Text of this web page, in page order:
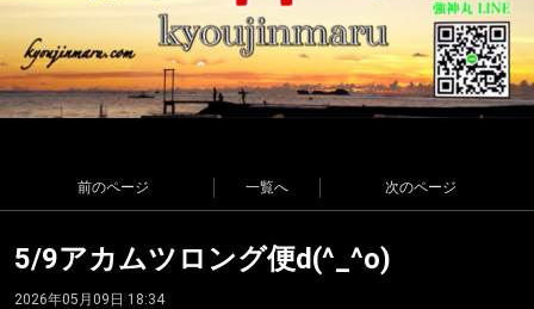
前のページ 一覧へ 次のページ
5/9アカムツロング便d(^_^o)
2026年05月09日 18:34